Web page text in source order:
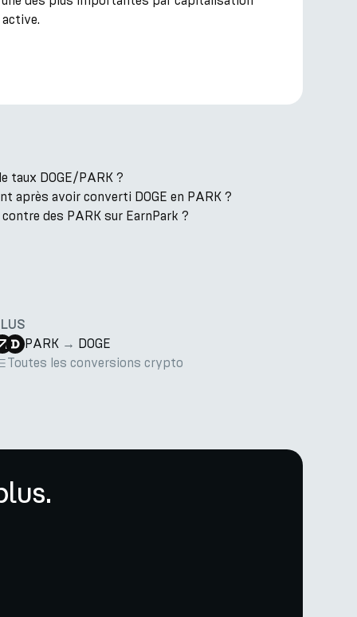
taux DOGE/PARK ?
après avoir converti DOGE en PARK ?
des PARK sur EarnPark ?
PARK → DOGE
Toutes les conversions crypto